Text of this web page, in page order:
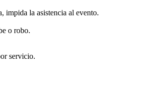
impida la asistencia al evento.
o robo.
servicio.